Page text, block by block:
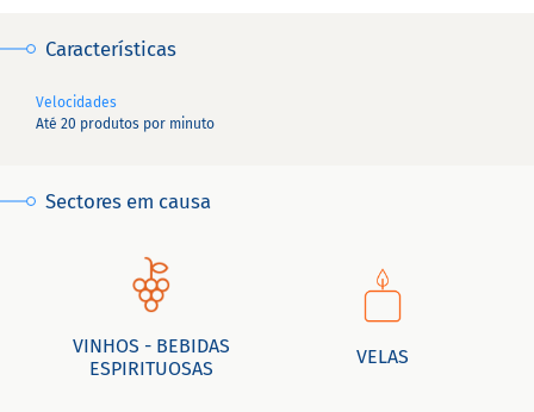
Características
Velocidades
Até 20 produtos por minuto
Sectores em causa
VINHOS - BEBIDAS
ESPIRITUOSAS
VELAS